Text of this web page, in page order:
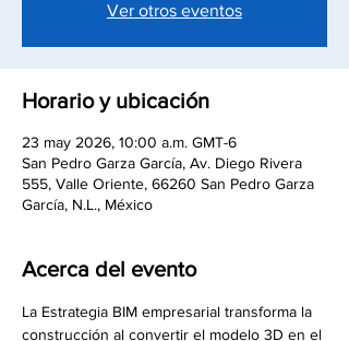
Ver otros eventos
Horario y ubicación
23 may 2026, 10:00 a.m. GMT-6
San Pedro Garza García, Av. Diego Rivera
555, Valle Oriente, 66260 San Pedro Garza
García, N.L., México
Acerca del evento
La Estrategia BIM empresarial transforma la
construcción al convertir el modelo 3D en el